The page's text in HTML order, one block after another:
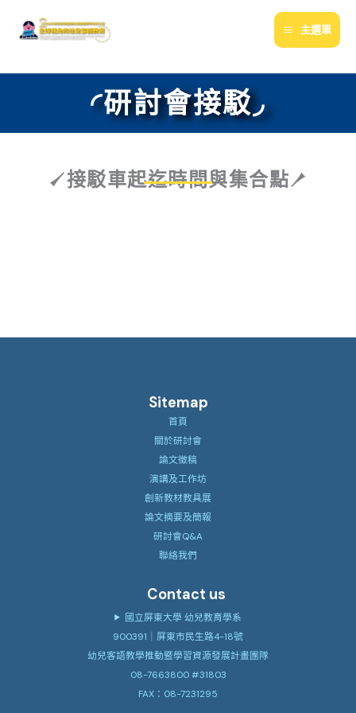
主選單
◜研討會接駁◞
𒍻接駁車起迄時間與集合點𒑠
Sitemap
首頁
關於研討會
論文徵稿
演講及工作坊
創新教材教具展
論文摘要及簡報
研討會Q&A
聯絡我們
Contact us
國立屏東大學 幼兒教育學系
900391｜屏東市民生路4-18號
幼兒客語教學推動暨學習資源發展計畫團隊
08-7663800 #31803
FAX：08-7231295